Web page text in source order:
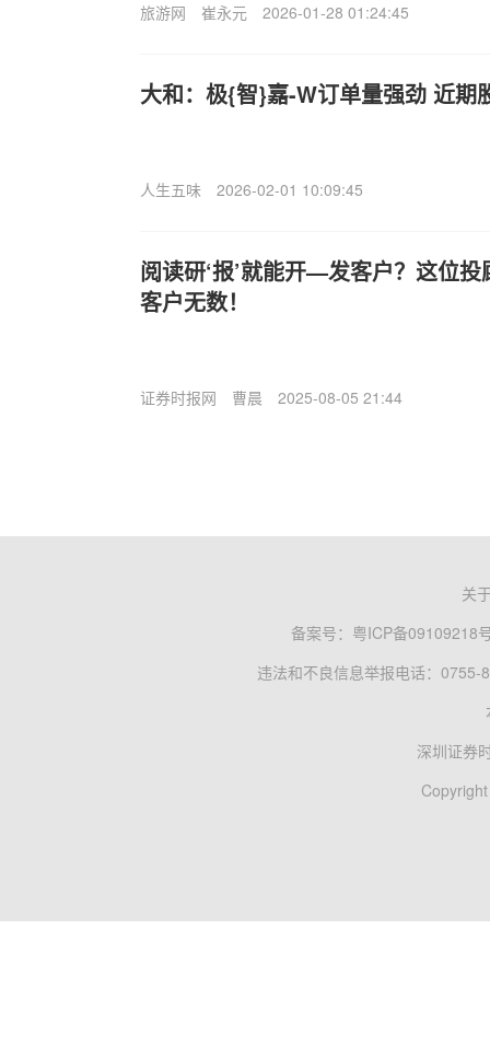
旅游网 崔永元 2026-01-28 01:24:45
大和：极{智}嘉-W订单量强劲 近期
人生五味 2026-02-01 10:09:45
阅读研‘报’就能开—发客户？这位
客户无数！
证券时报网 曹晨 2025-08-05 21:44
关
备案号： 粤ICP备09109218
违法和不良信息举报电话：0755-
深圳证券